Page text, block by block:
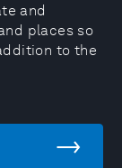
and
places so
to the